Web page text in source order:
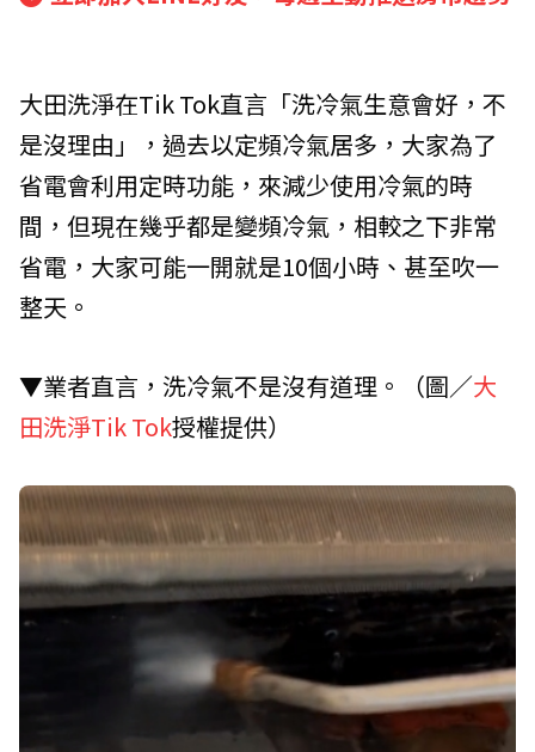
大田洗淨在Tik Tok直言「洗冷氣生意會好，不
是沒理由」，過去以定頻冷氣居多，大家為了
省電會利用定時功能，來減少使用冷氣的時
間，但現在幾乎都是變頻冷氣，相較之下非常
省電，大家可能一開就是10個小時、甚至吹一
整天。
▼業者直言，洗冷氣不是沒有道理。（圖／大
田洗淨Tik Tok授權提供）